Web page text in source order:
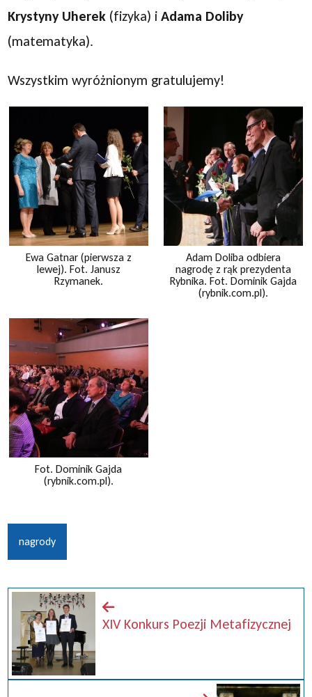
Krystyny Uherek (fizyka) iAdama Doliby
(matematyka).
Wszystkim wyróżnionym gratulujemy!
Ewa Gatnar (pierwsza z
lewej). Fot. Janusz
Rzymanek.
Adam Doliba odbiera
nagrodę z rąk prezydenta
Rybnika. Fot. Dominik Gajda
(rybnik.com.pl).
Fot. Dominik Gajda
(rybnik.com.pl).
nagrody
XIV Konkurs Poezji Metafizycznej